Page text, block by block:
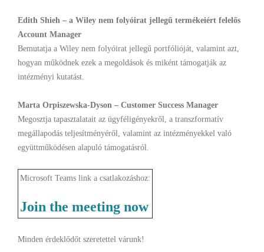
Edith Shieh – a Wiley nem folyóirat jellegű termékeiért felelős
Account Manager
Bemutatja a Wiley nem folyóirat jellegű portfólióját, valamint azt,
hogyan működnek ezek a megoldások és miként támogatják az
intézményi kutatást.
Marta Orpiszewska-Dyson – Customer Success Manager
Megosztja tapasztalatait az ügyféligényekről, a transzformatív
megállapodás teljesítményéről, valamint az intézményekkel való
együttműködésen alapuló támogatásról.
Microsoft Teams link a csatlakozáshoz:
Join the meeting now
Minden érdeklődőt szeretettel várunk!